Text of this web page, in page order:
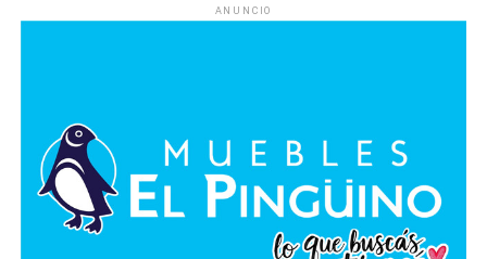
ANUNCIO